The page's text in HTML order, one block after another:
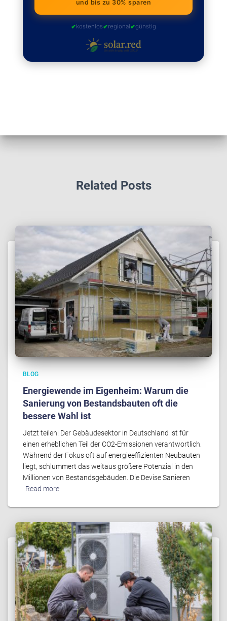
und bis zu 30% sparen
✔kostenlos✔regional✔günstig
Related Posts
BLOG
Energiewende im Eigenheim: Warum die
Sanierung von Bestandsbauten oft die
bessere Wahl ist
Jetzt teilen! Der Gebäudesektor in Deutschland ist für
einen erheblichen Teil der CO2-Emissionen verantwortlich.
Während der Fokus oft auf energieeffizienten Neubauten
liegt, schlummert das weitaus größere Potenzial in den
Millionen von Bestandsgebäuden. Die Devise Sanieren
Read more